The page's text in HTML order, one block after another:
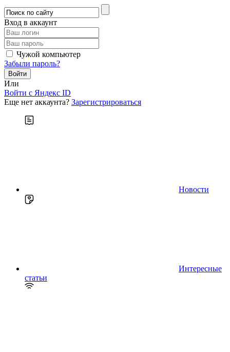
Вход в аккаунт
Чужой компьютер
Забыли пароль?
Или
Войти c Яндекс ID
Еще нет аккаунта? Зарегистрироваться
Новости
Интересные
статьи